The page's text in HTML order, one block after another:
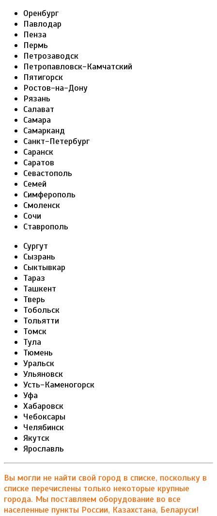
Оренбург
Павлодар
Пенза
Пермь
Петрозаводск
Петропавловск-Камчатский
Пятигорск
Ростов-на-Дону
Рязань
Салават
Самара
Самарканд
Санкт-Петербург
Саранск
Саратов
Севастополь
Семей
Симферополь
Смоленск
Сочи
Ставрополь
Сургут
Сызрань
Сыктывкар
Тараз
Ташкент
Тверь
Тобольск
Тольятти
Томск
Тула
Тюмень
Уральск
Ульяновск
Усть-Каменогорск
Уфа
Хабаровск
Чебоксары
Челябинск
Якутск
Ярославль
Вы могли не найти свой город в списке, поскольку в
списке перечислены только некоторые крупные
города. Мы поставляем оборудование во все
населенные пункты России, Казахстана, Беларуси!